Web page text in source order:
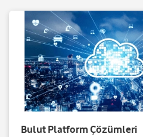
Bulut Platform Çözümleri